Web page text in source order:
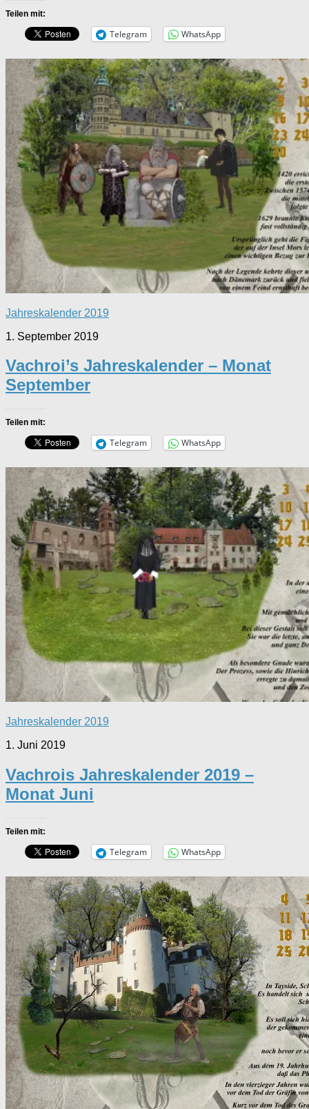
Teilen mit:
Telegram WhatsApp
Jahreskalender 2019
1. September 2019
Vachroi’s Jahreskalender – Monat
September
Teilen mit:
Telegram WhatsApp
Jahreskalender 2019
1. Juni 2019
Vachrois Jahreskalender 2019 –
Monat Juni
Teilen mit:
Telegram WhatsApp